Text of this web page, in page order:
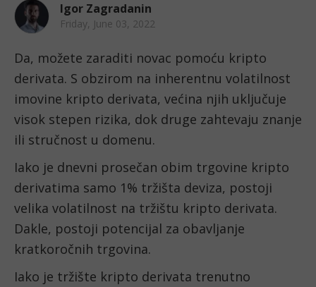
Igor Zagradanin
Friday, June 03, 2022
Da, možete zaraditi novac pomoću kripto
derivata. S obzirom na inherentnu volatilnost
imovine kripto derivata, većina njih uključuje
visok stepen rizika, dok druge zahtevaju znanje
ili stručnost u domenu.
Iako je dnevni prosečan obim trgovine kripto
derivatima samo 1% tržišta deviza, postoji
velika volatilnost na tržištu kripto derivata.
Dakle, postoji potencijal za obavljanje
kratkoročnih trgovina.
Iako je tržište kripto derivata trenutno